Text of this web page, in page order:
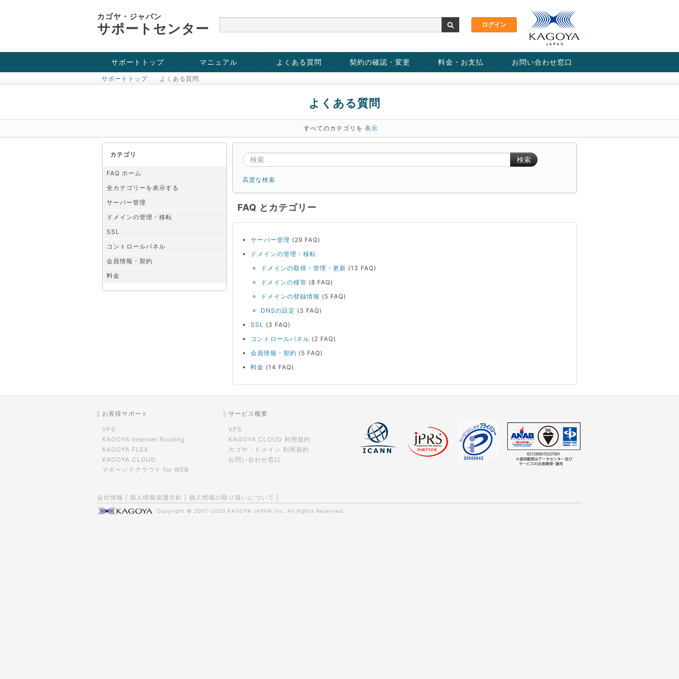
カゴヤ・ジャパン
サポートセンター
サポートトップ
お役立ち情報
チュートリアル
障害・メンテナンス情報
マニュアル よくある質問 契約の確認・変更 料金・お支払 お問い合わせ窓口
サポートトップ よくある質問
よくある質問
すべてのカテゴリを 表示
カテゴリ
FAQ ホーム
全カテゴリーを表示する
サーバー管理
ドメインの管理・移転
SSL
コントロールパネル
会員情報・契約
料金
検索
高度な検索
FAQ とカテゴリー
サーバー管理 (29 FAQ)
ドメインの管理・移転
ドメインの取得・管理・更新 (13 FAQ)
ドメインの移管 (8 FAQ)
ドメインの登録情報 (5 FAQ)
DNSの設定 (3 FAQ)
SSL (3 FAQ)
コントロールパネル (2 FAQ)
会員情報・契約 (5 FAQ)
料金 (14 FAQ)
お客様サポート
VPS
KAGOYA Internet Routing
KAGOYA FLEX
KAGOYA CLOUD
マネージドクラウド for WEB
サービス概要
VPS
KAGOYA CLOUD 利用規約
カゴヤ・ドメイン 利用規約
お問い合わせ窓口
会社情報 個人情報保護方針 個人情報の取り扱いについて
Copyright © 2007-2020 KAGOYA JAPAN Inc. All Rights Reserved.